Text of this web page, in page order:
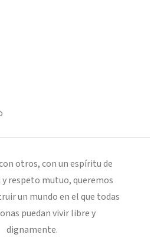
otros, con un espíritu de
respeto mutuo, queremos
un mundo en el que todas
puedan vivir libre y
dignamente.